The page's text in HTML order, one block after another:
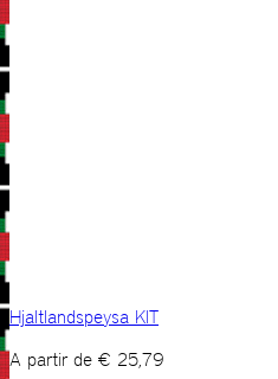
Hjaltlandspeysa KIT
A partir de € 25,79